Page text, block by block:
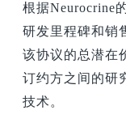
根据Neurocrine
研发里程碑和销
该协议的总潜在
订约方之间的研
技术。